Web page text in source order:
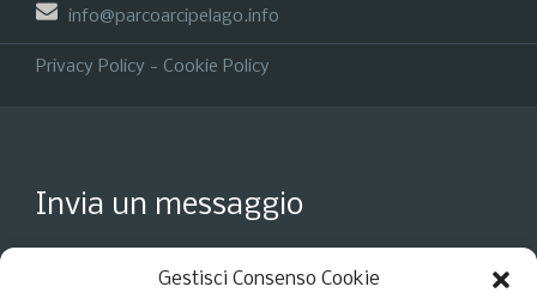
Gestisci Consenso Cookie
info@parcoarcipelago.info
Privacy Policy - Cookie Policy
Invia un messaggio